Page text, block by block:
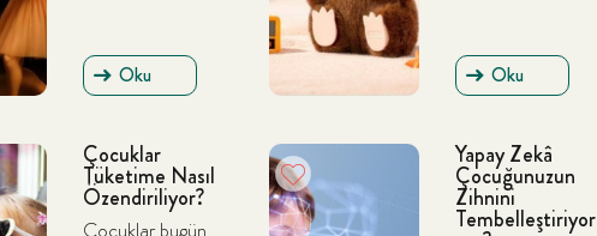
Oku Oku
Çocuklar
Tüketime Nasıl
Özendiriliyor?
Çocuklar bugün
Yapay Zekâ
Çocuğunuzun
Zihnini
Tembelleştiriyor